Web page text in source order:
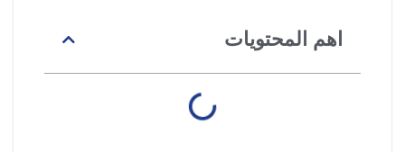
اهم المحتويات